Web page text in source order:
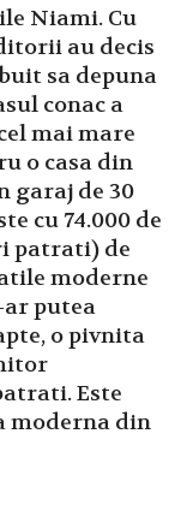
Niami. Cu
au decis
sa depuna
conac a
mai mare
o casa din
garaj de 30
cu 74.000 de
patrati) de
moderne
ar putea
o pivnita
Este
moderna din